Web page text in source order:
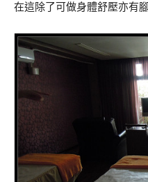
在這除了可做身體舒壓亦有